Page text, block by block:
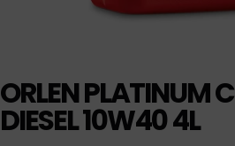
ORLEN PLATINUM
DIESEL 10W40 4L